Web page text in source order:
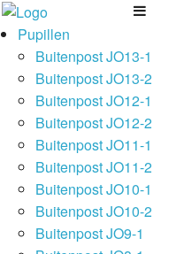
Pupillen
Buitenpost JO13-1
Buitenpost JO13-2
Buitenpost JO12-1
Buitenpost JO12-2
Buitenpost JO11-1
Buitenpost JO11-2
Buitenpost JO10-1
Buitenpost JO10-2
Buitenpost JO9-1